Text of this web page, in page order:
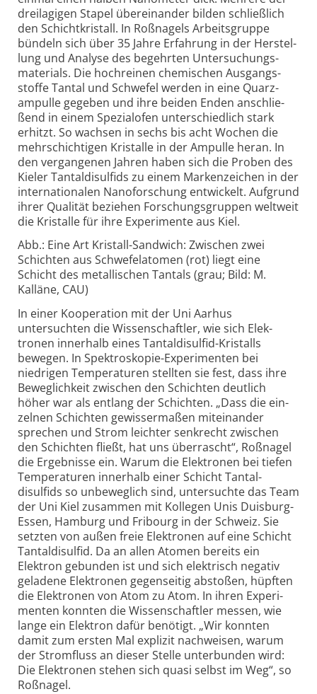
drei­lagigen Stapel über­ein­ander bilden schließ­lich
den Schicht­kristall. In Roßnagels Arbeits­gruppe
bündeln sich über 35 Jahre Erfahrung in der Her­stel­
lung und Analyse des begehrten Unter­suchungs­
materials. Die hoch­reinen chemischen Aus­gangs­
stoffe Tantal und Schwefel werden in eine Quarz­
ampulle gegeben und ihre beiden Enden anschlie­
ßend in einem Spezial­ofen unter­schied­lich stark
erhitzt. So wachsen in sechs bis acht Wochen die
mehr­schich­tigen Kristalle in der Ampulle heran. In
den ver­gangenen Jahren haben sich die Proben des
Kieler Tantal­disulfids zu einem Marken­zeichen in der
inter­natio­nalen Nano­forschung ent­wickelt. Auf­grund
ihrer Qualität beziehen Forschungs­gruppen welt­weit
die Kristalle für ihre Experi­mente aus Kiel.
Abb.: Eine Art Kristall-Sandwich: Zwischen zwei
Schichten aus Schwefel­atomen (rot) liegt eine
Schicht des metal­lischen Tantals (grau; Bild: M.
Kalläne, CAU)
In einer Kooperation mit der Uni Aarhus
untersuchten die Wissen­schaftler, wie sich Elek­
tronen inner­halb eines Tantal­disulfid-Kristalls
bewegen. In Spektro­skopie-Experi­menten bei
niedrigen Tempe­ra­turen stellten sie fest, dass ihre
Beweg­lich­keit zwischen den Schichten deut­lich
höher war als ent­lang der Schichten. „Dass die ein­
zelnen Schichten gewisser­maßen mit­ein­ander
sprechen und Strom leichter senk­recht zwischen
den Schichten fließt, hat uns über­rascht“, Roßnagel
die Ergeb­nisse ein. Warum die Elek­tronen bei tiefen
Tempe­ra­turen inner­halb einer Schicht Tantal­
disulfids so unbeweg­lich sind, unter­suchte das Team
der Uni Kiel zusammen mit Kollegen Unis Duisburg-
Essen, Hamburg und Fribourg in der Schweiz. Sie
setzten von außen freie Elek­tronen auf eine Schicht
Tantal­disulfid. Da an allen Atomen bereits ein
Elektron gebunden ist und sich elek­trisch negativ
geladene Elek­tronen gegen­seitig abstoßen, hüpften
die Elek­tronen von Atom zu Atom. In ihren Experi­
menten konnten die Wissens­chaftler messen, wie
lange ein Elektron dafür benötigt. „Wir konnten
damit zum ersten Mal explizit nach­weisen, warum
der Strom­fluss an dieser Stelle unter­bunden wird:
Die Elek­tronen stehen sich quasi selbst im Weg“, so
Roßnagel.